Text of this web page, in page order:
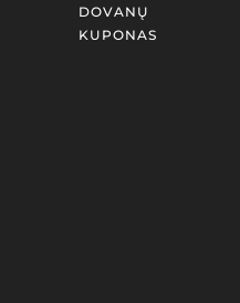
DOVANŲ
KUPONAS